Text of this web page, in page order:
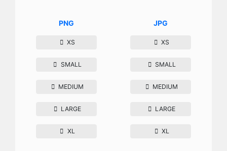
PNG
XS
SMALL
MEDIUM
LARGE
XL
JPG
XS
SMALL
MEDIUM
LARGE
XL